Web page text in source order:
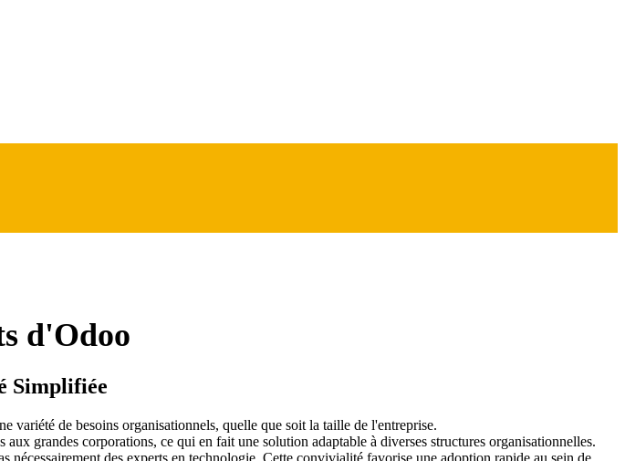
d'Odoo
Simplifiée
variété de besoins organisationnels, quelle que soit la taille de l'entreprise.
grandes corporations, ce qui en fait une solution adaptable à diverses structures organisationnelles.
des experts en technologie. Cette convivialité favorise une adoption rapide au sein de